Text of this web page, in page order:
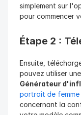
simplement sur
pour commencer
Étape 2 :
Ensuite,
Générateur
portrait de femme
concernant la